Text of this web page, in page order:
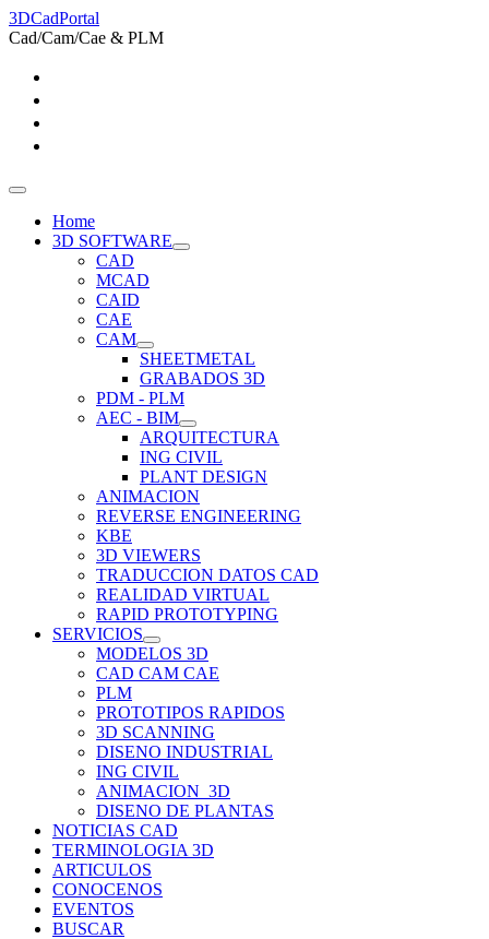
3DCadPortal
Cad/Cam/Cae & PLM
Home
3D SOFTWARE
CAD
MCAD
CAID
CAE
CAM
SHEETMETAL
GRABADOS 3D
PDM - PLM
AEC - BIM
ARQUITECTURA
ING CIVIL
PLANT DESIGN
ANIMACION
REVERSE ENGINEERING
KBE
3D VIEWERS
TRADUCCION DATOS CAD
REALIDAD VIRTUAL
RAPID PROTOTYPING
SERVICIOS
MODELOS 3D
CAD CAM CAE
PLM
PROTOTIPOS RAPIDOS
3D SCANNING
DISENO INDUSTRIAL
ING CIVIL
ANIMACION_3D
DISENO DE PLANTAS
NOTICIAS CAD
TERMINOLOGIA 3D
ARTICULOS
CONOCENOS
EVENTOS
BUSCAR